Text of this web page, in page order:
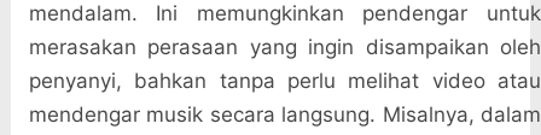
mendalam. Ini memungkinkan pendengar untuk
merasakan perasaan yang ingin disampaikan oleh
penyanyi, bahkan tanpa perlu melihat video atau
mendengar musik secara langsung. Misalnya, dalam